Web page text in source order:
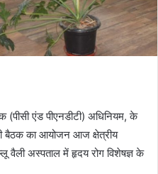
(पीसी एंड पीएनडीटी) अधिनियम, के
बैठक का आयोजन आज क्षेत्रीय
अस्पताल में हृदय रोग विशेषज्ञ के